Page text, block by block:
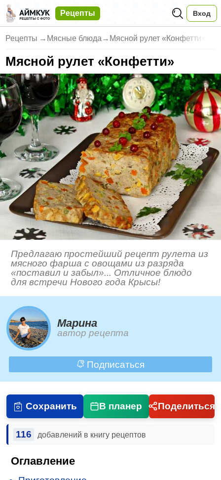
Рецепты Вход
Рецепты → Мясные блюда → Мясной рулет «Конфетти»
Мясной рулет «Конфетти»
Предлагаю простейший рецепт рулета из
мясного фарша с овощами из разряда
«поставил и забыл»... Отличное блюдо
для встречи Нового года Крысы!
Марина
автор рецепта
Подписаться
Сохранить В планер Поделиться
116 добавлений в книгу рецептов
Оглавление